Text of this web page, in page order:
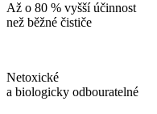
Až o 80 % vyšší účinnost
než běžné čističe
Netoxické
a biologicky odbouratelné